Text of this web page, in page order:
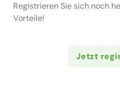
Registrieren Sie sich noch
Vorteile!
Jetzt